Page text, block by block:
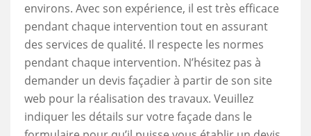
environs. Avec son expérience, il est très efficace
pendant chaque intervention tout en assurant
des services de qualité. Il respecte les normes
pendant chaque intervention. N’hésitez pas à
demander un devis façadier à partir de son site
web pour la réalisation des travaux. Veuillez
indiquer les détails sur votre façade dans le